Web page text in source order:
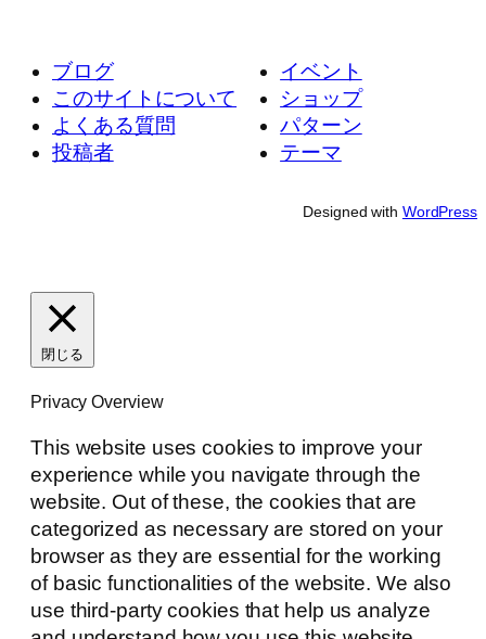
ブログ
このサイトについて
よくある質問
投稿者
イベント
ショップ
パターン
テーマ
Designed with WordPress
閉じる
Privacy Overview
This website uses cookies to improve your
experience while you navigate through the
website. Out of these, the cookies that are
categorized as necessary are stored on your
browser as they are essential for the working
of basic functionalities of the website. We also
use third-party cookies that help us analyze